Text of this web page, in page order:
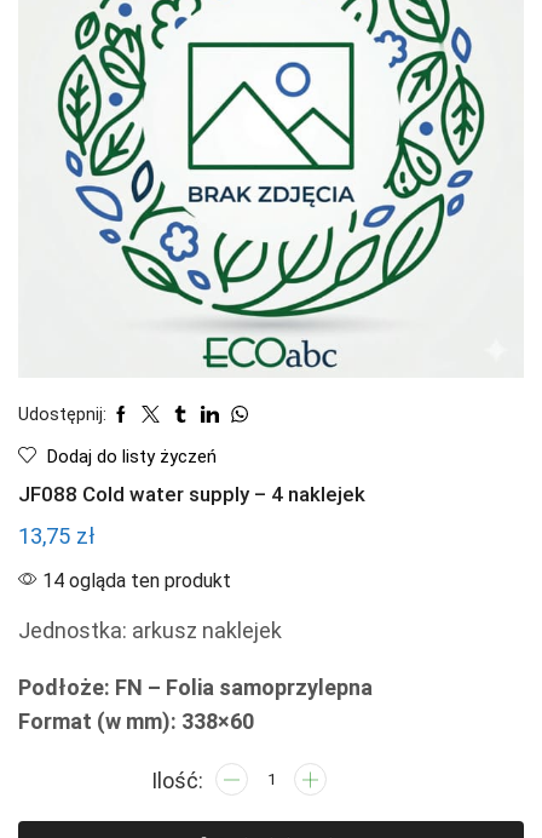
Udostępnij:
Dodaj do listy życzeń
JF088 Cold water supply – 4 naklejek
13,75 zł
14 ogląda ten produkt
Jednostka: arkusz naklejek
Podłoże: FN – Folia samoprzylepna
Format (w mm): 338×60
ilość